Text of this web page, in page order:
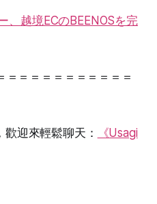
、越境ECのBEENOSを完
＝＝＝＝＝＝＝＝＝＝＝
迎來輕鬆聊天：
《Usagi